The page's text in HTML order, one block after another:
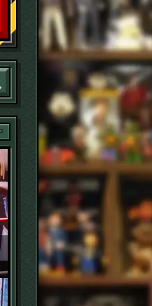
読者登録
POPULAR ENTRIES